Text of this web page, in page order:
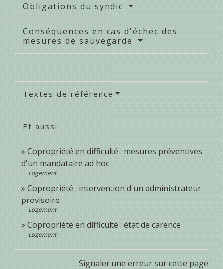
Obligations du syndic
Conséquences en cas d'échec des
mesures de sauvegarde
Textes de référence
Et aussi
Copropriété en difficulté : mesures préventives
d'un mandataire ad hoc
Logement
Copropriété : intervention d'un administrateur
provisoire
Logement
Copropriété en difficulté : état de carence
Logement
Signaler une erreur sur cette page